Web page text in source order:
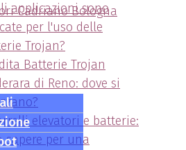
applicazioni sono
per l'uso delle
Trojan?
Batterie Trojan
di Reno: dove si
elevatori e batterie:
sapere per una